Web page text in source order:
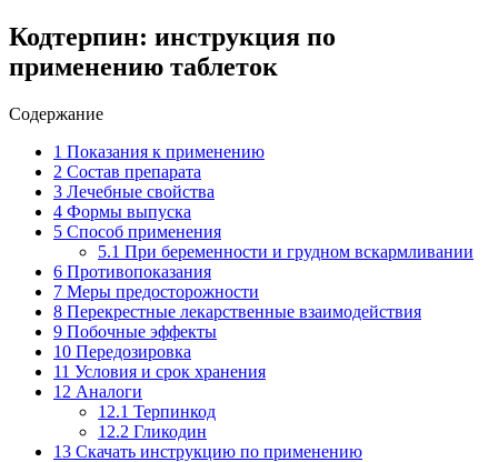
Кодтерпин: инструкция по
применению таблеток
Содержание
1 Показания к применению
2 Состав препарата
3 Лечебные свойства
4 Формы выпуска
5 Способ применения
5.1 При беременности и грудном вскармливании
6 Противопоказания
7 Меры предосторожности
8 Перекрестные лекарственные взаимодействия
9 Побочные эффекты
10 Передозировка
11 Условия и срок хранения
12 Аналоги
12.1 Терпинкод
12.2 Гликодин
13 Скачать инструкцию по применению